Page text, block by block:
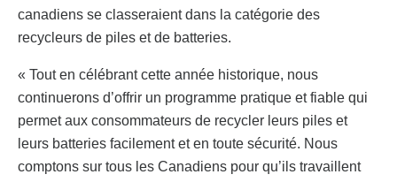
canadiens se classeraient dans la catégorie des
recycleurs de piles et de batteries.
« Tout en célébrant cette année historique, nous
continuerons d’offrir un programme pratique et fiable qui
permet aux consommateurs de recycler leurs piles et
leurs batteries facilement et en toute sécurité. Nous
comptons sur tous les Canadiens pour qu’ils travaillent